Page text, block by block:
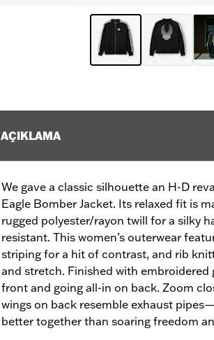
AÇIKLAMA
We gave a classic silhouette an H-D
Eagle Bomber Jacket. Its relaxed fit is
rugged polyester/rayon twill for a silky
resistant. This women’s outerwear
striping for a hit of contrast, and rib
and stretch. Finished with embroidered
front and going all-in on back. Zoom
wings on back resemble exhaust
better together than soaring freedom